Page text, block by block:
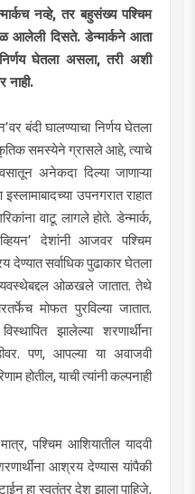
नव्हे, तर बहुसंख्य पश्चिम
आलेली दिसते. डेन्मार्कने आता
घेतला असला, तरी अशी
नाही.
बंदी घालण्याचा निर्णय घेतला
समस्येने ग्रासले आहे, त्याचे
अनेकदा दिल्या जाणाऱ्या
उपनगरात राहात
वाटू लागले होते. डेन्मार्क,
देशांनी आजवर पश्चिम
देण्यात सर्वाधिक पुढाकार घेतला
ओळखले जातात. तेथे
मोफत पुरविल्या जातात.
झालेल्या शरणार्थींना
पण, आपल्या या अवाजवी
होतील, याची त्यांनी कल्पनाही
पश्चिम आशियातील यादवी
आश्रय देण्यास यांपैकी
हा स्वतंत्र देश झाला पाहिजे,